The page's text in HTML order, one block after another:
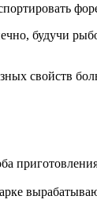
будучи
свойств